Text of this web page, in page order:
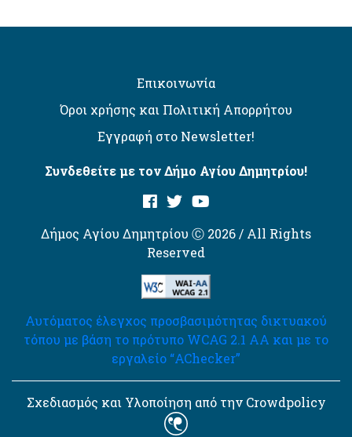
Επικοινωνία
Όροι χρήσης και Πολιτική Απορρήτου
Εγγραφή στο Newsletter!
Συνδεθείτε με τον Δήμο Αγίου Δημητρίου!
Δήμος Αγίου Δημητρίου Ⓒ 2026 / All Rights
Reserved
Αυτόματος έλεγχος προσβασιμότητας δικτυακού
τόπου με βάση το πρότυπο WCAG 2.1 AA και με το
εργαλείο “AChecker”
Σχεδιασμός και Υλοποίηση από την Crowdpolicy